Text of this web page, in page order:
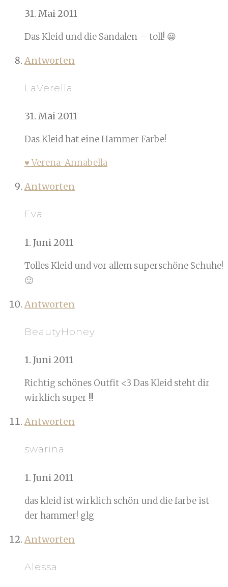
31. Mai 2011
Das Kleid und die Sandalen – toll! 😀
Antworten
LaVerella
31. Mai 2011
Das Kleid hat eine Hammer Farbe!
♥ Verena-Annabella
Antworten
Eva
1. Juni 2011
Tolles Kleid und vor allem superschöne Schuhe!
🙂
Antworten
BeautyHoney
1. Juni 2011
Richtig schönes Outfit <3 Das Kleid steht dir
wirklich super !!!
Antworten
swarina
1. Juni 2011
das kleid ist wirklich schön und die farbe ist
der hammer! glg
Antworten
Alessa